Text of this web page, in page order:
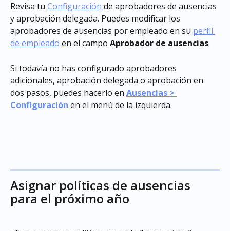
Revisa tu Configuración de aprobadores de ausencias
y aprobación delegada. Puedes modificar los
aprobadores de ausencias por empleado en su perfil
de empleado en el campo Aprobador de ausencias.
Si todavía no has configurado aprobadores
adicionales, aprobación delegada o aprobación en
dos pasos, puedes hacerlo en Ausencias >
Configuración en el menú de la izquierda.
Asignar políticas de ausencias
para el próximo año